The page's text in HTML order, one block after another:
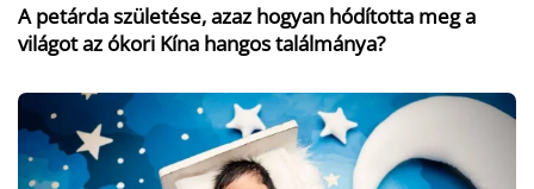
A petárda születése, azaz hogyan hódította meg a
világot az ókori Kína hangos találmánya?